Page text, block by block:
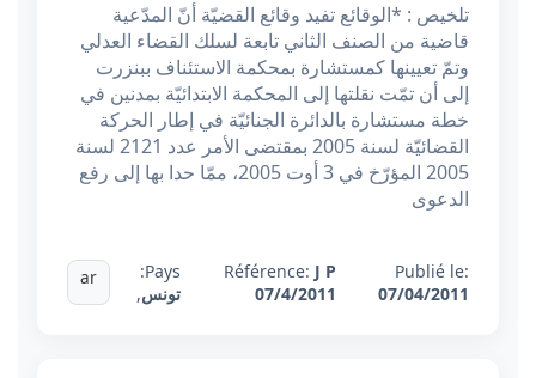
تلخيص : *الوقائع تفيد وقائع القضيّة أنّ المدّعية
قاضية من الصنف الثاني تابعة لسلك القضاء العدلي
وتمّ تعيينها كمستشارة بمحكمة الاستئناف ببنزرت
إلى أن تمّت نقلتها إلى المحكمة الابتدائيّة بمدنين في
خطة مستشارة بالدائرة الجنائيّة في إطار الحركة
القضائيّة لسنة 2005 بمقتضى الأمر عدد 2121 لسنة
2005 المؤرّخ في 3 أوت 2005، ممّا حدا بها إلى رفع
الدعوى
Publié le:
07/04/2011
Référence: J P
07/4/2011
Pays:
تونس,
ar